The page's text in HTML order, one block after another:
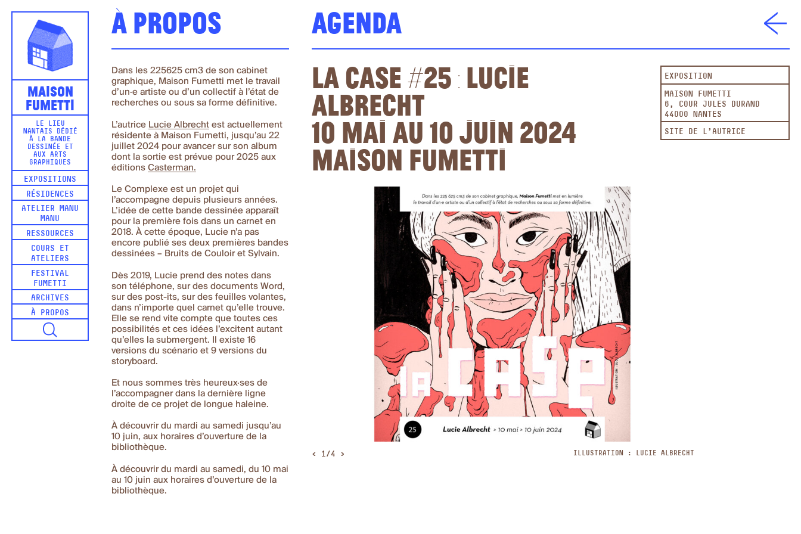
Maison
Fumetti
LE LIEU
NANTAIS DÉDIÉ
À LA BANDE
DESSINÉE ET
AUX ARTS
GRAPHIQUES
EXPOSITIONS
RÉSIDENCES
ATELIER MANU
MANU
RESSOURCES
COURS ET
ATELIERS
FESTIVAL
FUMETTI
ARCHIVES
À PROPOS
À propos
Dans les 225625 cm3 de son cabinet
graphique, Maison Fumetti met le travail
d’un·e artiste ou d’un collectif à l’état de
recherches ou sous sa forme définitive.
L’autrice Lucie Albrecht est actuellement
résidente à Maison Fumetti, jusqu’au 22
juillet 2024 pour avancer sur son album
dont la sortie est prévue pour 2025 aux
éditionsCasterman.
Le Complexe est un projet qui
l’accompagne depuis plusieurs années.
L’idée de cette bande dessinée apparaît
pour la première fois dans un carnet en
2018. À cette époque, Lucie n’a pas
encore publié ses deux premières bandes
dessinées – Bruits de Couloir et Sylvain.
Dès 2019, Lucie prend des notes dans
son téléphone, sur des documents Word,
sur des post-its, sur des feuilles volantes,
dans n’importe quel carnet qu’elle trouve.
Elle se rend vite compte que toutes ces
possibilités et ces idées l’excitent autant
qu’elles la submergent. Il existe 16
versions du scénario et 9 versions du
storyboard.
Et nous sommes très heureux·ses de
l’accompagner dans la dernière ligne
droite de ce projet de longue haleine.
À découvrir du mardi au samedi jusqu’au
10 juin, aux horaires d’ouverture de la
bibliothèque.
À découvrir du mardi au samedi, du 10 mai
au 10 juin aux horaires d’ouverture de la
bibliothèque.
Agenda
La Case #25 : Lucie
Albrecht
10 mai au 10 juin 2024
Maison Fumetti
EXPOSITION
MAISON FUMETTI
6, COUR JULES DURAND
44000 NANTES
SITE DE L'AUTRICE
ILLUSTRATION : LUCIE ALBRECHT
< 1/4 >